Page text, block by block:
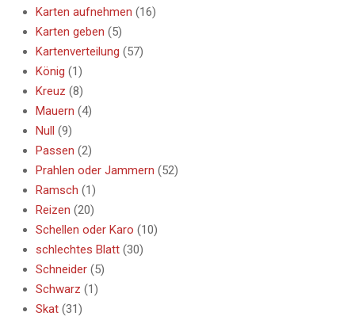
Karten aufnehmen (16)
Karten geben (5)
Kartenverteilung (57)
König (1)
Kreuz (8)
Mauern (4)
Null (9)
Passen (2)
Prahlen oder Jammern (52)
Ramsch (1)
Reizen (20)
Schellen oder Karo (10)
schlechtes Blatt (30)
Schneider (5)
Schwarz (1)
Skat (31)